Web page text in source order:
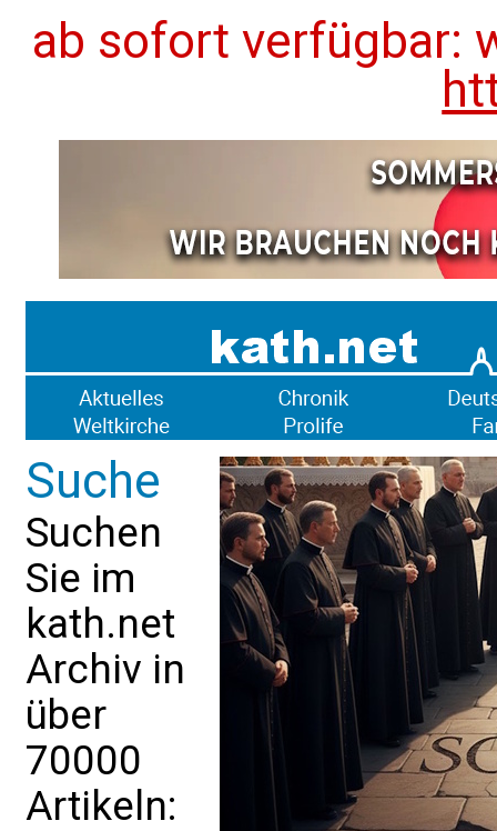
ab sofort verfügbar:
Suche
Suchen
Sie im
kath.net
Archiv in
über
70000
Artikeln: